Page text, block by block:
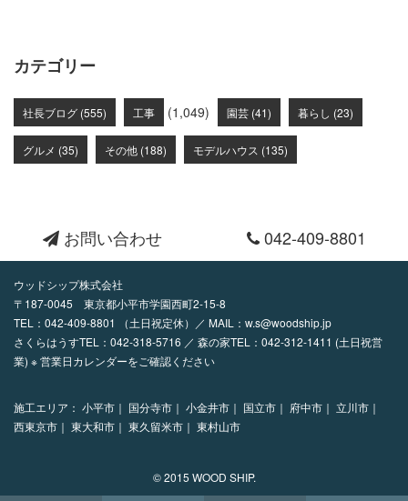
カテゴリー
社長ブログ (555) 工事 (1,049) 園芸 (41) 暮らし (23)
グルメ (35) その他 (188) モデルハウス (135)
お問い合わせ 042-409-8801
ウッドシップ株式会社
〒187-0045 東京都小平市学園西町2-15-8
TEL： 042-409-8801 （土日祝定休）／ MAIL： w.s@woodship.jp
さくらはうすTEL：042-318-5716 ／ 森の家TEL：042-312-1411 (土日祝営
業) ※ 営業日カレンダーをご確認ください
施工エリア： 小平市｜ 国分寺市｜ 小金井市｜ 国立市｜ 府中市｜ 立川市｜
西東京市｜ 東大和市｜ 東久留米市｜ 東村山市
© 2015 WOOD SHIP.